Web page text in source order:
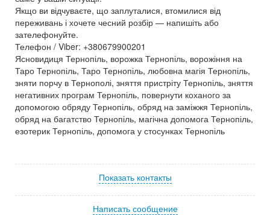
Якщо ви відчуваєте, що заплуталися, втомилися від
переживань і хочете чесний розбір — напишіть або
зателефонуйте.
Телефон / Viber: +380679900201
Ясновидиця Тернопіль, ворожка Тернопіль, ворожіння на
Таро Тернопіль, Таро Тернопіль, любовна магія Тернопіль,
зняти порчу в Тернополі, зняття пристріту Тернопіль, зняття
негативних програм Тернопіль, повернути коханого за
допомогою обряду Тернопіль, обряд на заміжжя Тернопіль,
обряд на багатство Тернопіль, магічна допомога Тернопіль,
езотерик Тернопіль, допомога у стосунках Тернопіль
Показать контакты
Написать сообщение